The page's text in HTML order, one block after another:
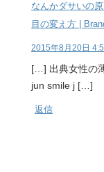
なんかダサいの
目の変え方 |
2015年8月20日
[…] 出典女性の
jun smile j […]
返信